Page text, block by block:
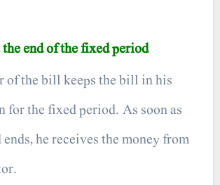
end of the fixed period
of the bill keeps the bill in his
for the fixed period. As soon as
he receives the money from